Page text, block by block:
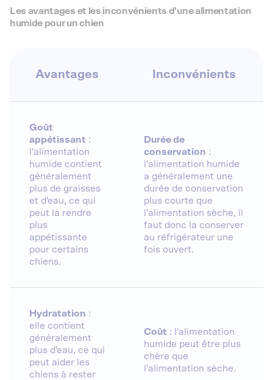
Les avantages et les inconvénients d'une alimentation
humide pour un chien
Avantages Inconvénients
Goût
appétissant :
l'alimentation
humide contient
généralement
plus de graisses
et d'eau, ce qui
peut la rendre
plus
appétissante
pour certains
chiens.
Durée de
conservation :
l'alimentation humide
a généralement une
durée de conservation
plus courte que
l'alimentation sèche, il
faut donc la conserver
au réfrigérateur une
fois ouvert.
Hydratation :
elle contient
généralement
plus d'eau, ce qui
peut aider les
chiens à rester
Coût : l'alimentation
humide peut être plus
chère que
l'alimentation sèche.